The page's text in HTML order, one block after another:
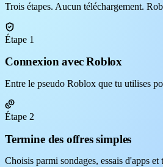
Trois étapes. Aucun téléchargement.
Étape 1
Connexion avec Roblox
Entre le pseudo Roblox que tu utilises
Étape 2
Termine des offres simples
Choisis parmi sondages, essais d'apps